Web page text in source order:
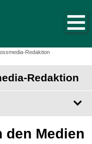
Redaktion
Redaktion
den Medien